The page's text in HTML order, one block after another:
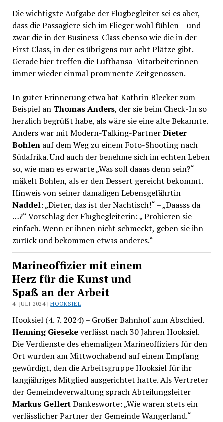
Die wichtigste Aufgabe der Flugbegleiter sei es aber,
dass die Passagiere sich im Flieger wohl fühlen – und
zwar die in der Business-Class ebenso wie die in der
First Class, in der es übrigens nur acht Plätze gibt.
Gerade hier treffen die Lufthansa-Mitarbeiterinnen
immer wieder einmal prominente Zeitgenossen.
In guter Erinnerung etwa hat Kathrin Blecker zum
Beispiel an Thomas Anders, der sie beim Check-In so
herzlich begrüßt habe, als wäre sie eine alte Bekannte.
Anders war mit Modern-Talking-PartnerDieter
Bohlen auf dem Weg zu einem Foto-Shooting nach
Südafrika. Und auch der benehme sich im echten Leben
so, wie man es erwarte „Was soll daaas denn sein?“
mäkelt Bohlen, als er den Dessert gereicht bekommt.
Hinweis von seiner damaligen Lebensgefährtin
Naddel: „Dieter, das ist der Nachtisch!“ – „Daasss da
…?“ Vorschlag der Flugbegleiterin: „ Probieren sie
einfach. Wenn er ihnen nicht schmeckt, geben sie ihn
zurück und bekommen etwas anderes.“
Marineoffizier mit einem
Herz für die Kunst und
Spaß an der Arbeit
4. JULI 2024 |HOOKSIEL
Hooksiel (4. 7. 2024) – Großer Bahnhof zum Abschied.
Henning Giesekeverlässt nach 30 Jahren Hooksiel.
Die Verdienste des ehemaligen Marineoffiziers für den
Ort wurden am Mittwochabend auf einem Empfang
gewürdigt, den die Arbeitsgruppe Hooksiel für ihr
langjähriges Mitglied ausgerichtet hatte. Als Vertreter
der Gemeindeverwaltung sprach Abteilungsleiter
Markus GellertDankesworte: „Wie waren stets ein
verlässlicher Partner der Gemeinde Wangerland.“